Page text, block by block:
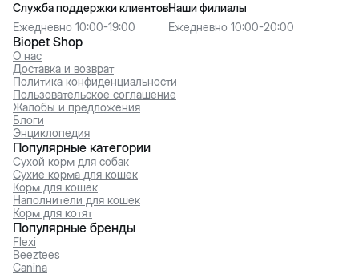
Biopet Shop
О нас
Доставка и возврат
Политика конфиденциальности
Пользовательское соглашение
Жалобы и предложения
Блоги
Энциклопедия
Служба поддержки клиентов
Ежедневно 10:00-19:00
Наши филиалы
Ежедневно 10:00-20:00
Популярные категории
Сухой корм для собак
Сухие корма для кошек
Корм для кошек
Наполнители для кошек
Корм для котят
Популярные бренды
Flexi
Beeztees
Canina